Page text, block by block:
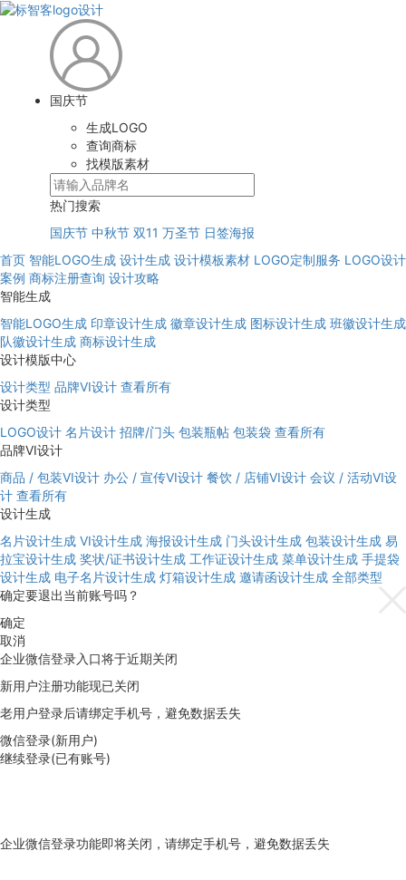
国庆节
生成LOGO
查询商标
找模版素材
热门搜索
国庆节 中秋节 双11 万圣节 日签海报
首页 智能LOGO生成 设计生成 设计模板素材 LOGO定制服务 LOGO设计
案例 商标注册查询 设计攻略
智能生成
智能LOGO生成 印章设计生成 徽章设计生成 图标设计生成 班徽设计生成
队徽设计生成 商标设计生成
设计模版中心
设计类型 品牌VI设计 查看所有
设计类型
LOGO设计 名片设计 招牌/门头 包装瓶帖 包装袋 查看所有
品牌VI设计
商品 / 包装VI设计 办公 / 宣传VI设计 餐饮 / 店铺VI设计 会议 / 活动VI设
计 查看所有
设计生成
名片设计生成 VI设计生成 海报设计生成 门头设计生成 包装设计生成 易
拉宝设计生成 奖状/证书设计生成 工作证设计生成 菜单设计生成 手提袋
设计生成 电子名片设计生成 灯箱设计生成 邀请函设计生成 全部类型
确定要退出当前账号吗？
确定
取消
企业微信登录入口将于近期关闭
新用户注册功能现已关闭
老用户登录后请绑定手机号，避免数据丢失
微信登录(新用户)
继续登录(已有账号)
企业微信登录功能即将关闭，请绑定手机号，避免数据丢失